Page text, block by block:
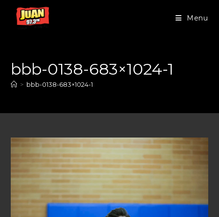
Menu
bbb-0138-683×1024-1
> bbb-0138-683×1024-1